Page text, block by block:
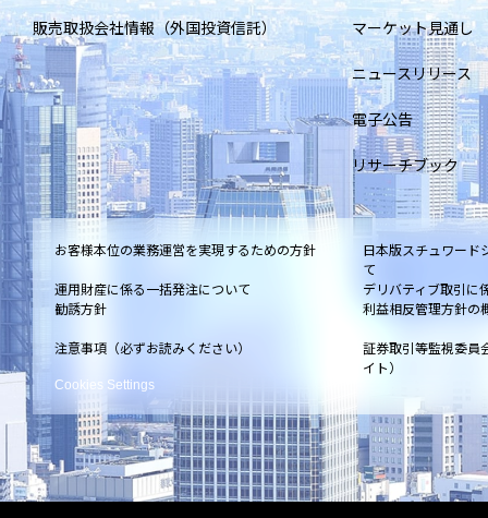
販売取扱会社情報（外国投資信託） マーケット見通し
ニュースリリース
電子公告
リサーチブック
お客様本位の業務運営を実現するための方針
日本版スチュワード
て
運用財産に係る一括発注について
デリバティブ取引に
勧誘方針
利益相反管理方針の
注意事項（必ずお読みください）
証券取引等監視委員
イト）
Cookies Settings